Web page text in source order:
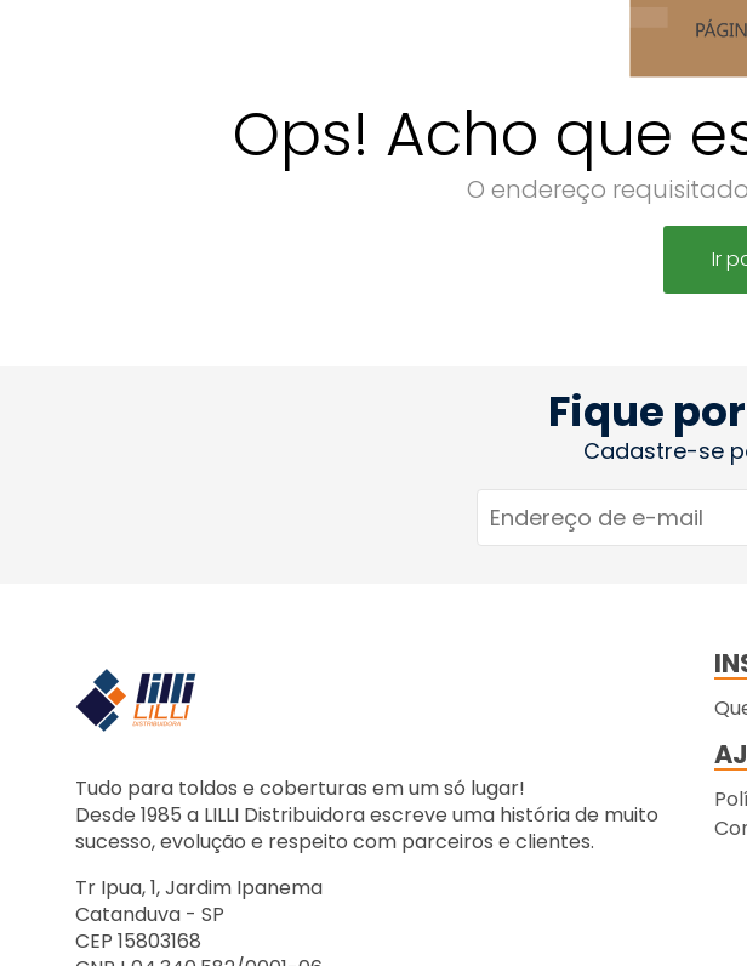
Ops! Acho que
O endereço
Ir
Fique
Cadastre-se
Tudo para toldos e coberturas em um só lugar!
Desde 1985 a LILLI Distribuidora escreve uma história de muito
sucesso, evolução e respeito com parceiros e clientes.
Tr Ipua, 1, Jardim Ipanema
Catanduva - SP
CEP 15803168